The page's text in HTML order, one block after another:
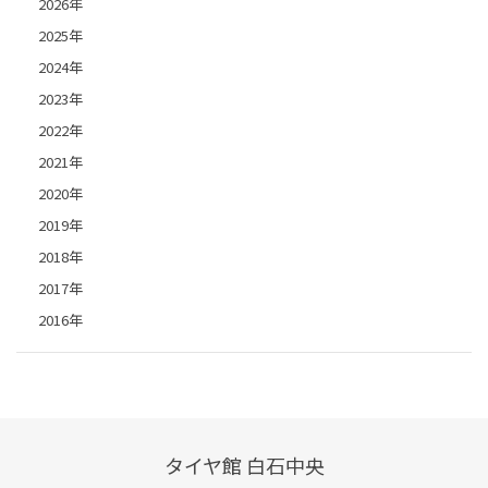
2025年
2024年
2023年
2022年
2021年
2020年
2019年
2018年
2017年
2016年
タイヤ館 白石中央